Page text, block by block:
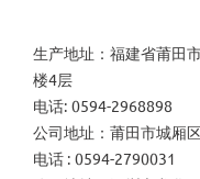
生产地址：福建省莆田
楼4层
电话: 0594-2968898
公司地址：莆田市城厢
电话 : 0594-2790031